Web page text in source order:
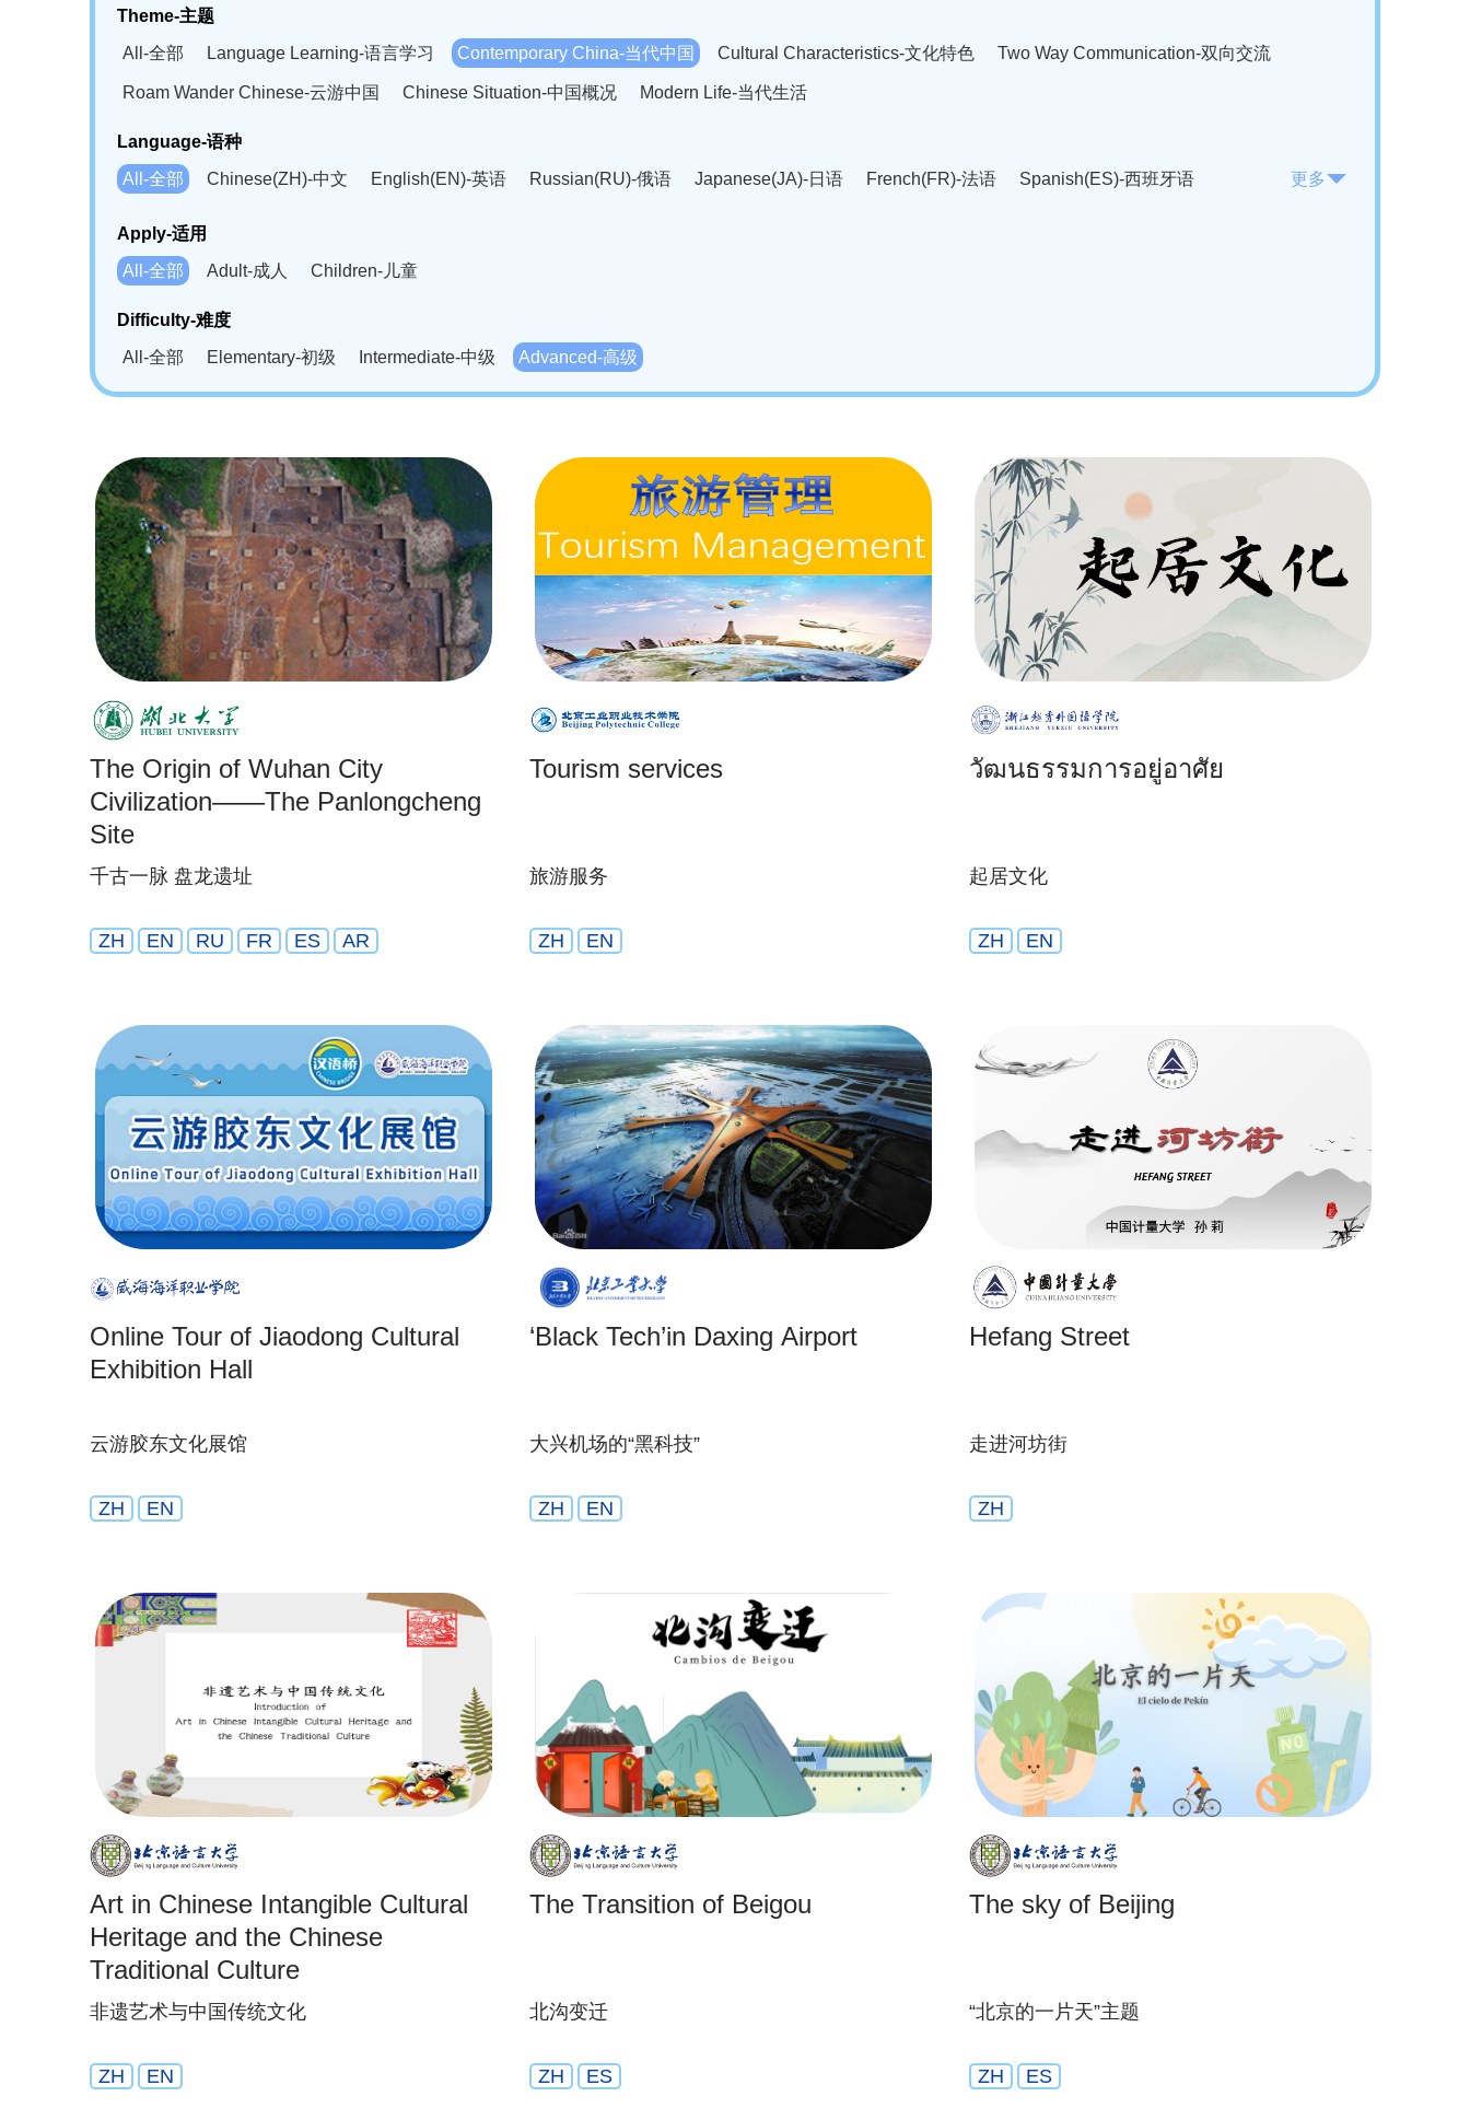
Theme-主题
All-全部
Language Learning-语言学习 Contemporary China-当代中国 Cultural Characteristics-文化特色 Two Way Communication-双向交流
Roam Wander Chinese-云游中国 Chinese Situation-中国概况 Modern Life-当代生活
Language-语种
All-全部
Chinese(ZH)-中文 English(EN)-英语 Russian(RU)-俄语 Japanese(JA)-日语 French(FR)-法语
Spanish(ES)-西班牙语
Bahasa Melayu(MS)-马来语
Swahili(SW)-斯瓦西里语
Kampuchea(KH)-柬埔寨语
更多
Apply-适用
All-全部
Adult-成人 Children-儿童
Difficulty-难度
All-全部
Elementary-初级 Intermediate-中级 Advanced-高级
The Origin of Wuhan City
Civilization——The Panlongcheng
Site
千古一脉 盘龙遗址
ZH EN RU FR ES AR
Tourism services
旅游服务
ZH EN
วัฒนธรรมการอยู่อาศัย
起居文化
ZH EN
Online Tour of Jiaodong Cultural
Exhibition Hall
云游胶东文化展馆
ZH EN
‘Black Tech’in Daxing Airport
大兴机场的“黑科技”
ZH EN
Hefang Street
走进河坊街
ZH
Art in Chinese Intangible Cultural
Heritage and the Chinese
Traditional Culture
非遗艺术与中国传统文化
ZH EN
The Transition of Beigou
北沟变迁
ZH ES
The sky of Beijing
“北京的一片天”主题
ZH ES